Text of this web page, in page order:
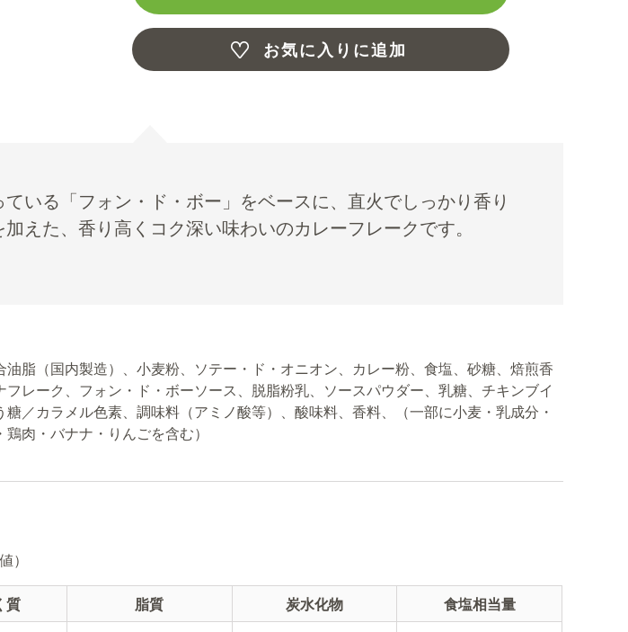
お気に入りに追加
いる「フォン・ド・ボー」をベースに、直火でしっかり香り
えた、香り高くコク深い味わいのカレーフレークです。
油脂（国内製造）、小麦粉、ソテー・ド・オニオン、カレー粉、食塩、砂糖、焙煎香
フレーク、フォン・ド・ボーソース、脱脂粉乳、ソースパウダー、乳糖、チキンブイ
糖／カラメル色素、調味料（アミノ酸等）、酸味料、香料、（一部に小麦・乳成分・
鶏肉・バナナ・りんごを含む）
）
質 脂質 炭水化物 食塩相当量